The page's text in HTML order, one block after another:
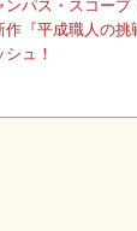
ス・スコープ
『平成職人の挑
ュ！